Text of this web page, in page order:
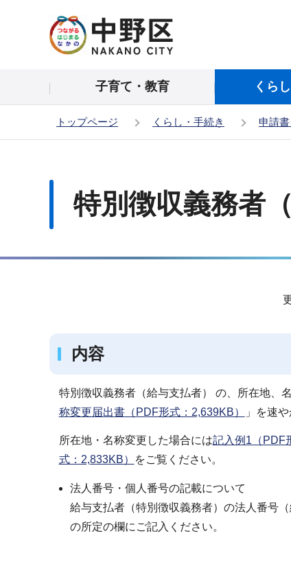
の
頭
子育て・教育 くら
トップページ くらし・手続き 申請
特別徴収義務者
内容
特別徴収義務者（給与支払者） の、所在地、
称変更届出書（PDF形式：2,639KB）
」を速
所在地・名称変更した場合には記入例1（PDF
式：2,833KB）
をご覧ください。
法人番号・個人番号の記載について
給与支払者（特別徴収義務者）の法人番号
の所定の欄にご記入ください。
ー
シ
こ